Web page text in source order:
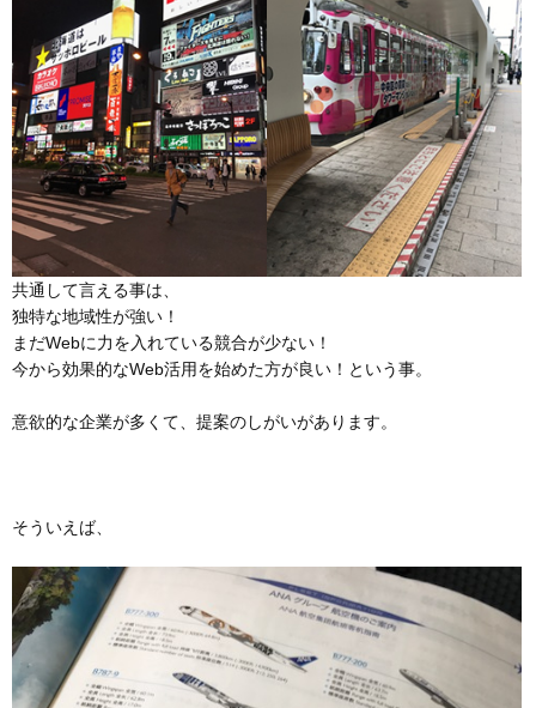
共通して言える事は、
独特な地域性が強い！
まだWebに力を入れている競合が少ない！
今から効果的なWeb活用を始めた方が良い！という事。
意欲的な企業が多くて、提案のしがいがあります。
そういえば、